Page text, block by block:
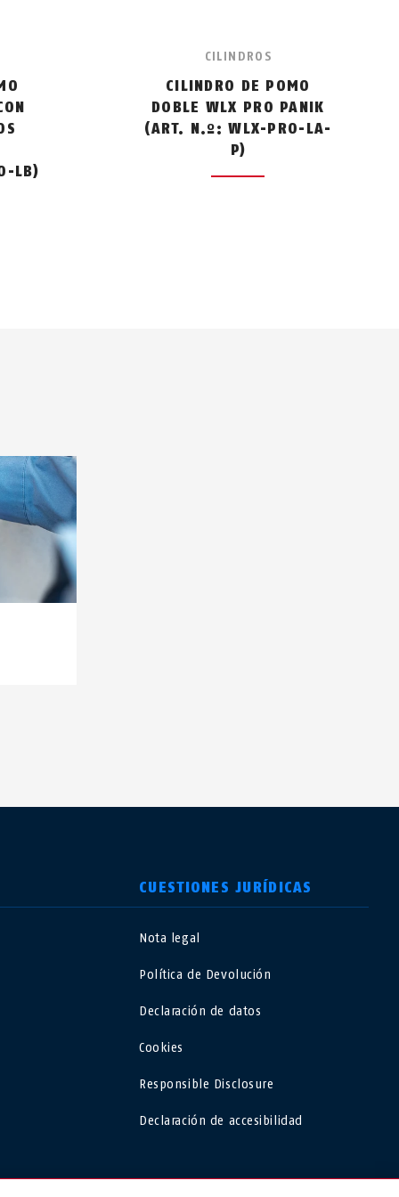
LB)
CILINDROS
CILINDRO DE POMO
DOBLE WLX PRO PANIK
(ART. N.º: WLX-PRO-LA-
P)
CUESTIONES JURÍDICAS
Nota legal
Política de Devolución
Declaración de datos
Cookies
Responsible Disclosure
Declaración de accesibilidad
Polska
España